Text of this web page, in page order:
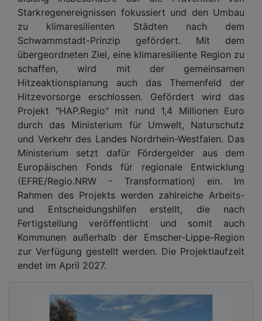
Starkregenereignissen fokussiert und den Umbau
zu klimaresilienten Städten nach dem
Schwammstadt-Prinzip gefördert. Mit dem
übergeordneten Ziel, eine klimaresiliente Region zu
schaffen, wird mit der gemeinsamen
Hitzeaktionsplanung auch das Themenfeld der
Hitzevorsorge erschlossen. Gefördert wird das
Projekt "HAP.Regio" mit rund 1,4 Millionen Euro
durch das Ministerium für Umwelt, Naturschutz
und Verkehr des Landes Nordrhein-Westfalen. Das
Ministerium setzt dafür Fördergelder aus dem
Europäischen Fonds für regionale Entwicklung
(EFRE/Regio.NRW - Transformation) ein. Im
Rahmen des Projekts werden zahlreiche Arbeits-
und Entscheidungshilfen erstellt, die nach
Fertigstellung veröffentlicht und somit auch
Kommunen außerhalb der Emscher-Lippe-Region
zur Verfügung gestellt werden. Die Projektlaufzeit
endet im April 2027.